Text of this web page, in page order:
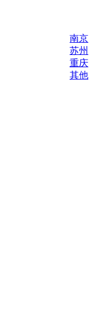
南京
苏州
重庆
其他